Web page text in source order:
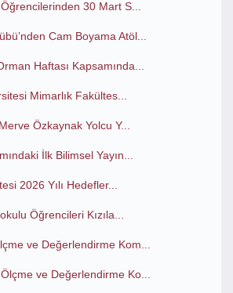
30 Mart S...
Cam Boyama Atöl...
Haftası Kapsamında...
Mimarlık Fakültes...
Özkaynak Yolcu Y...
İlk Bilimsel Yayın...
2026 Yılı Hedefler...
Öğrencileri Kızıla...
ve Değerlendirme Kom...
ve Değerlendirme Ko...